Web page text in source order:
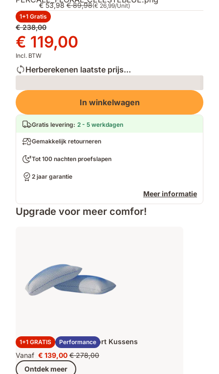
€ 53,98€ 89,98(€ 26,99/Unit)
1+1 Gratis
Oorspronkelijke
prijs
€ 238,00
€ 238,00
Prijs
€ 119,00
€ 119,00
Incl. BTW
Herberekenen laatste prijs...
Loading
In winkelwagen
Gratis levering: 2 - 5 werkdagen
Gemakkelijk retourneren
Tot 100 nachten proefslapen
2 jaar garantie
Meer informatie
Upgrade voor meer comfor!
1+1 GRATIS Performance
2x Emma AirGrid® Comfort Kussens
Vanaf Prijs
€ 139,00
€ 139,00Oorspronkelijke
prijs
€ 278,00
Ontdek meer